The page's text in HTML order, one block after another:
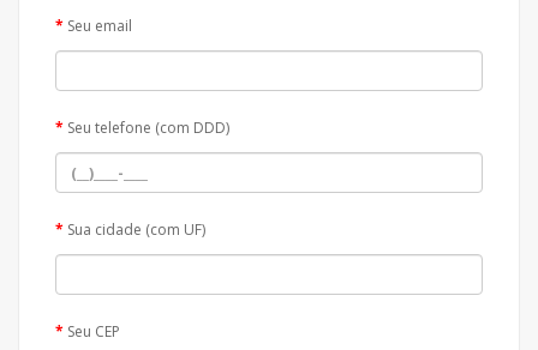
Seu email
Seu telefone (com DDD)
Sua cidade (com UF)
Seu CEP